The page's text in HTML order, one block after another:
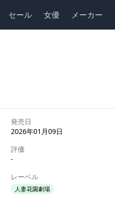
セール 女優 メーカー
発売日
2026年01月09日
評価
-
レーベル
人妻花園劇場